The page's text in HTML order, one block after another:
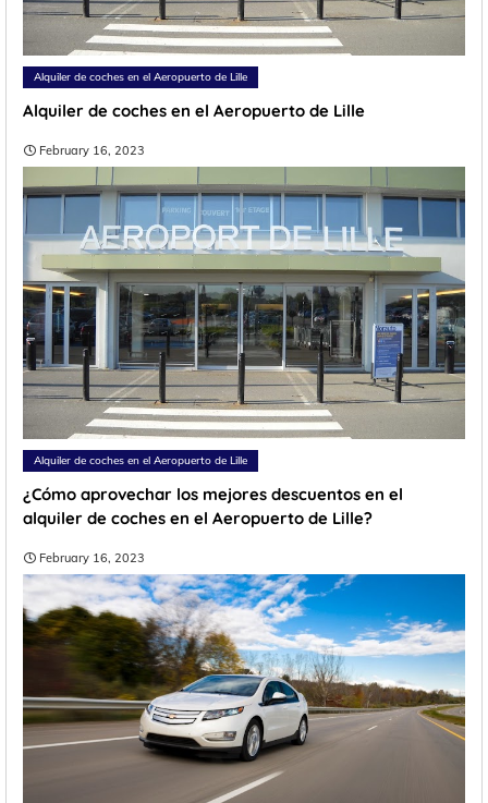
Alquiler de coches en el Aeropuerto de Lille
Alquiler de coches en el Aeropuerto de Lille
February 16, 2023
Alquiler de coches en el Aeropuerto de Lille
¿Cómo aprovechar los mejores descuentos en el
alquiler de coches en el Aeropuerto de Lille?
February 16, 2023